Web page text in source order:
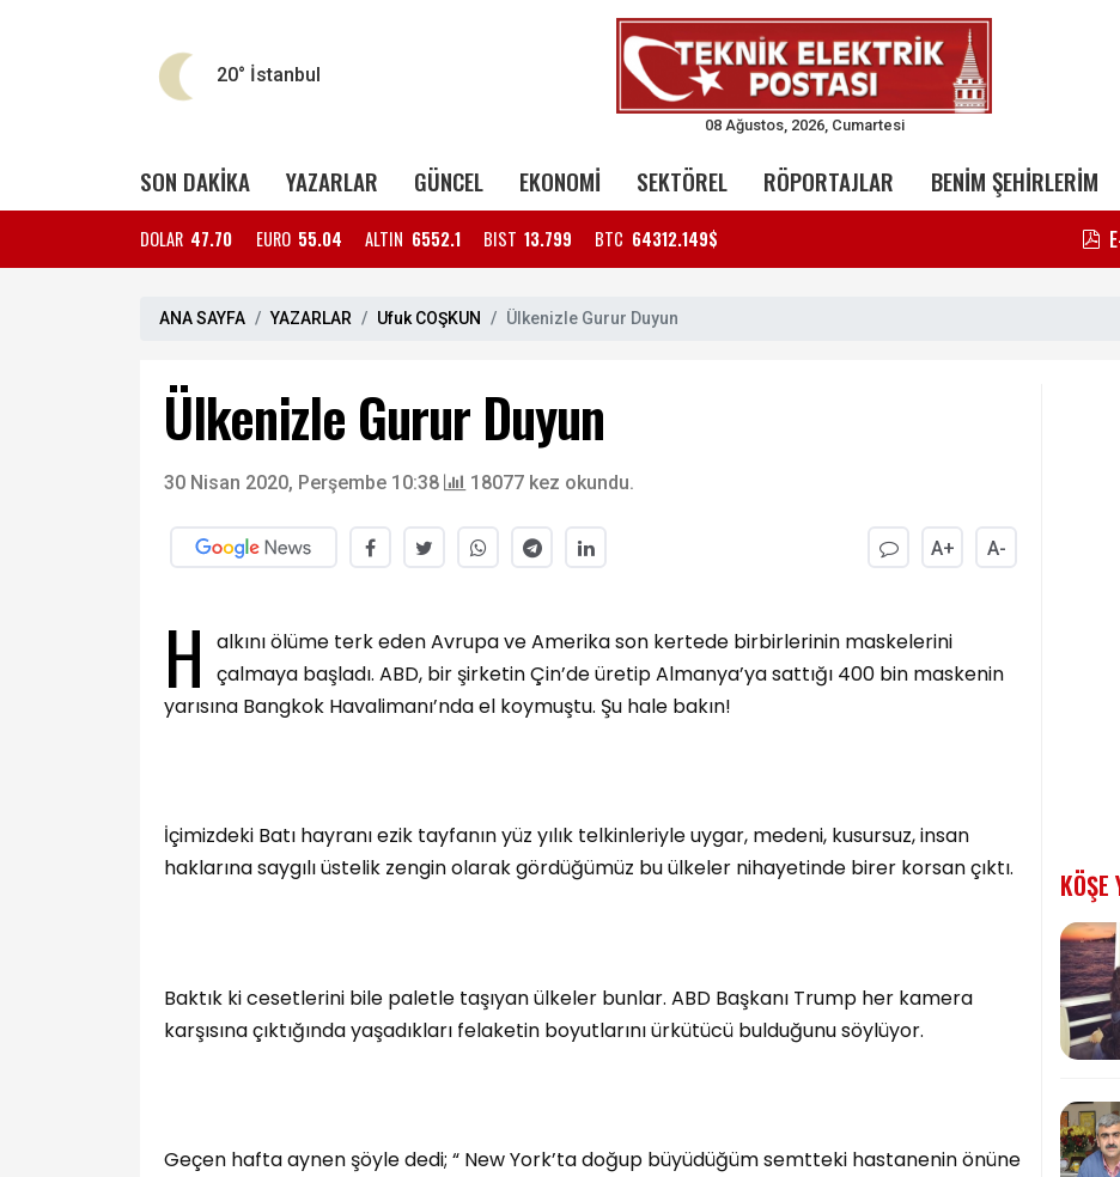
20° İstanbul
08 Ağustos, 2026, Cumartesi
SON DAKİKA YAZARLAR GÜNCEL EKONOMİ SEKTÖREL RÖPORTAJLAR BENİM ŞEHİRLERİM
DOLAR 47.70 EURO 55.04 ALTIN 6552.1 BIST 13.799 BTC 64312.149$
ANA SAYFA YAZARLAR Ufuk COŞKUN Ülkenizle Gurur Duyun
Ülkenizle Gurur Duyun
30 Nisan 2020, Perşembe 10:38 18077 kez okundu.
A+ A-
H
alkını ölüme terk eden Avrupa ve Amerika son kertede birbirlerinin maskelerini
çalmaya başladı. ABD, bir şirketin Çin’de üretip Almanya’ya sattığı 400 bin maskenin
yarısına Bangkok Havalimanı’nda el koymuştu. Şu hale bakın!
İçimizdeki Batı hayranı ezik tayfanın yüz yılık telkinleriyle uygar, medeni, kusursuz, insan
haklarına saygılı üstelik zengin olarak gördüğümüz bu ülkeler nihayetinde birer korsan çıktı.
Baktık ki cesetlerini bile paletle taşıyan ülkeler bunlar. ABD Başkanı Trump her kamera
karşısına çıktığında yaşadıkları felaketin boyutlarını ürkütücü bulduğunu söylüyor.
Geçen hafta aynen şöyle dedi; “ New York’ta doğup büyüdüğüm semtteki hastanenin önüne
KÖŞE